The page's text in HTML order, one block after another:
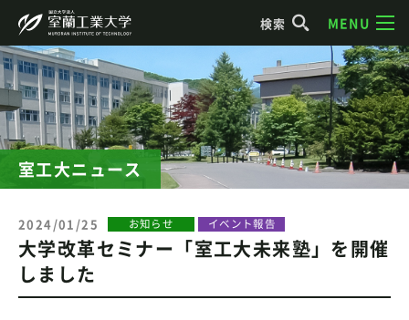
検索 MENU
室工大ニュース
2024/01/25 お知らせ イベント報告
大学改革セミナー「室工大未来塾」を開催
しました